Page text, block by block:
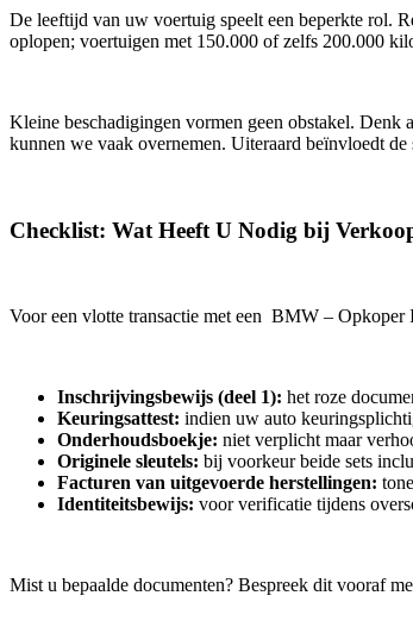
De leeftijd van uw voertuig speelt een beperkte rol.
oplopen; voertuigen met 150.000 of zelfs 200.000
Kleine beschadigingen vormen geen obstakel. Denk
kunnen we vaak overnemen. Uiteraard beïnvloedt
Checklist: Wat Heeft U Nodig bij
Voor een vlotte transactie met een BMW – Opkoper
Inschrijvingsbewijs (deel 1): het roze
Keuringsattest: indien uw auto
Onderhoudsboekje: niet verplicht maar
Originele sleutels: bij voorkeur beide sets
Facturen van uitgevoerde herstellingen:
Identiteitsbewijs: voor verificatie tijdens
Mist u bepaalde documenten? Bespreek dit vooraf